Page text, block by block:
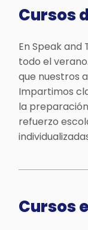
Cursos
En Speak and
todo el
que nuestros
Impartimos
la
refuerzo
Cursos